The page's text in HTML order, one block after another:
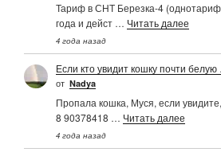
Тариф в СНТ Березка-4
года и дейст … Читать далее
4 года назад
Если кто увидит кошку почти
от Nadya
Пропала кошка, Муся, если
8 90378418 … Читать далее
4 года назад